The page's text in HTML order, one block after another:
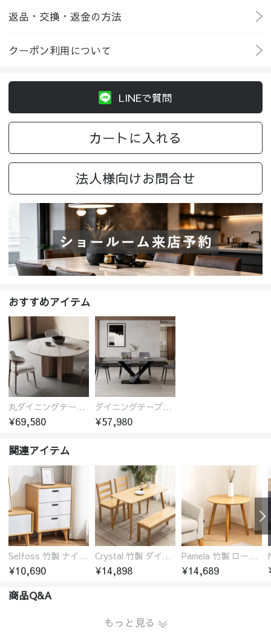
返品・交換・返金の方法
クーポン利用について
LINEで質問
カートに入れる
法人様向けお問合せ
おすすめアイテム
丸ダイニングテーブル セラミック天板 耐熱 キズに強い 丸型 北欧 無垢材 円卓 円型
¥69,580
ダイニングテーブル おしゃれ セラミック天板 大理石柄 食卓 4人用 4人 6人 140cm 160cm 180cm 耐久性 耐熱 食事テーブル
¥57,980
関連アイテム
Selfoss 竹製 ナイトテーブル
¥10,690
Crystal 竹製 ダイニングテーブル
¥14,898
Pamela 竹製 ローテーブル 円卓 18サイズ
¥14,689
商品Q&A
もっと見る